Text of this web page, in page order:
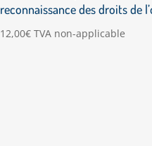
reconnaissance des droits de
12,00€ TVA non-applicable